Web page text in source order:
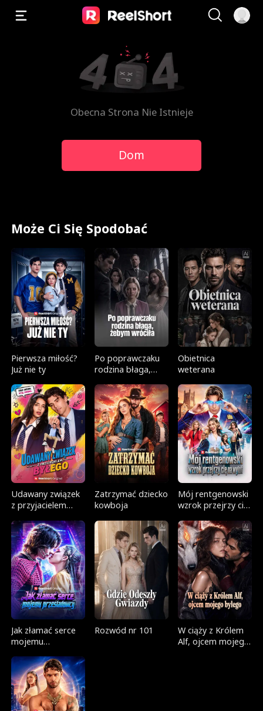
Obecna Strona Nie Istnieje
Dom
Może Ci Się Spodobać
Pierwsza miłość?
Już nie ty
Po poprawczaku
rodzina błaga,
Obietnica
weterana
Udawany związek
z przyjacielem
Zatrzymać dziecko
kowboja
Mój rentgenowski
wzrok przejrzy cię
Jak złamać serce
mojemu
Rozwód nr 101
W ciąży z Królem
Alf, ojcem mojego